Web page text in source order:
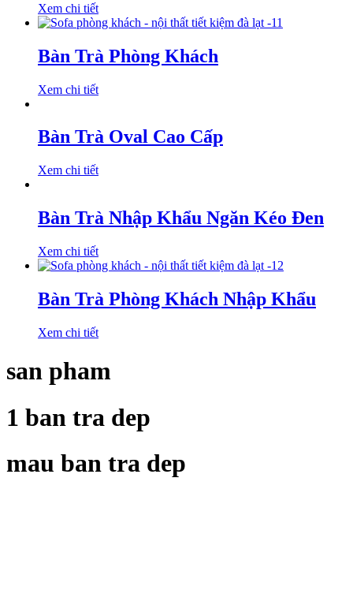
Xem chi tiết
Bàn Trà Phòng Khách
Xem chi tiết
Bàn Trà Oval Cao Cấp
Xem chi tiết
Bàn Trà Nhập Khẩu Ngăn Kéo Đen
Xem chi tiết
Bàn Trà Phòng Khách Nhập Khẩu
Xem chi tiết
san pham
1 ban tra dep
mau ban tra dep